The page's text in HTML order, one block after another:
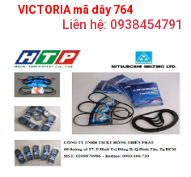
VICTORIA mã dây 764
Liên hệ: 0938454791